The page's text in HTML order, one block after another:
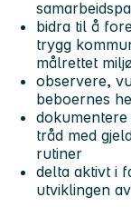
bidra til å
trygg
målrettet
observere,
beboernes
tråd med
rutiner
delta aktivt i
utviklingen